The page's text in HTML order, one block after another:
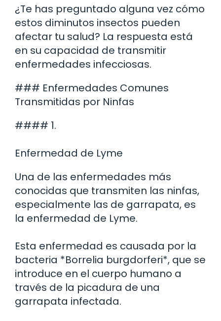
¿Te has preguntado alguna vez cómo
estos diminutos insectos pueden
afectar tu salud? La respuesta está
en su capacidad de transmitir
enfermedades infecciosas.
### Enfermedades Comunes
Transmitidas por Ninfas
#### 1.
Enfermedad de Lyme
Una de las enfermedades más
conocidas que transmiten las ninfas,
especialmente las de garrapata, es
la enfermedad de Lyme.
Esta enfermedad es causada por la
bacteria *Borrelia burgdorferi*, que se
introduce en el cuerpo humano a
través de la picadura de una
garrapata infectada.